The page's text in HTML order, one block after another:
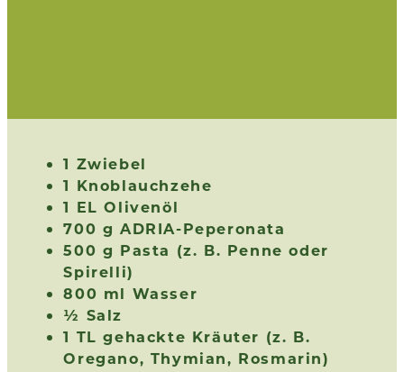
1 Zwiebel
1 Knoblauchzehe
1 EL Olivenöl
700 g ADRIA-Peperonata
500 g Pasta (z. B. Penne oder
Spirelli)
800 ml Wasser
½ Salz
1 TL gehackte Kräuter (z. B.
Oregano, Thymian, Rosmarin)